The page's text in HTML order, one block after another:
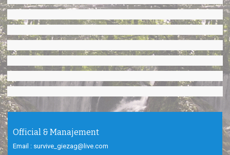
Official & Manajement
Email : survive_giezag@live.com